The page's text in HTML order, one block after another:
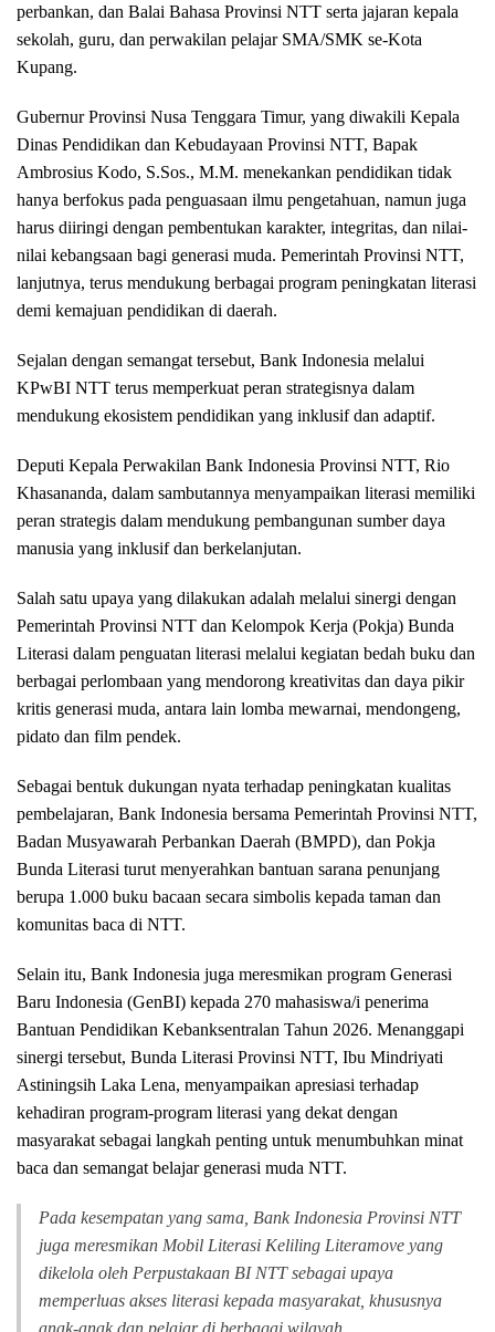
perbankan, dan Balai Bahasa Provinsi NTT serta jajaran kepala
sekolah, guru, dan perwakilan pelajar SMA/SMK se-Kota
Kupang.
Gubernur Provinsi Nusa Tenggara Timur, yang diwakili Kepala
Dinas Pendidikan dan Kebudayaan Provinsi NTT, Bapak
Ambrosius Kodo, S.Sos., M.M. menekankan pendidikan tidak
hanya berfokus pada penguasaan ilmu pengetahuan, namun juga
harus diiringi dengan pembentukan karakter, integritas, dan nilai-
nilai kebangsaan bagi generasi muda. Pemerintah Provinsi NTT,
lanjutnya, terus mendukung berbagai program peningkatan literasi
demi kemajuan pendidikan di daerah.
Sejalan dengan semangat tersebut, Bank Indonesia melalui
KPwBI NTT terus memperkuat peran strategisnya dalam
mendukung ekosistem pendidikan yang inklusif dan adaptif.
Deputi Kepala Perwakilan Bank Indonesia Provinsi NTT, Rio
Khasananda, dalam sambutannya menyampaikan literasi memiliki
peran strategis dalam mendukung pembangunan sumber daya
manusia yang inklusif dan berkelanjutan.
Salah satu upaya yang dilakukan adalah melalui sinergi dengan
Pemerintah Provinsi NTT dan Kelompok Kerja (Pokja) Bunda
Literasi dalam penguatan literasi melalui kegiatan bedah buku dan
berbagai perlombaan yang mendorong kreativitas dan daya pikir
kritis generasi muda, antara lain lomba mewarnai, mendongeng,
pidato dan film pendek.
Sebagai bentuk dukungan nyata terhadap peningkatan kualitas
pembelajaran, Bank Indonesia bersama Pemerintah Provinsi NTT,
Badan Musyawarah Perbankan Daerah (BMPD), dan Pokja
Bunda Literasi turut menyerahkan bantuan sarana penunjang
berupa 1.000 buku bacaan secara simbolis kepada taman dan
komunitas baca di NTT.
Selain itu, Bank Indonesia juga meresmikan program Generasi
Baru Indonesia (GenBI) kepada 270 mahasiswa/i penerima
Bantuan Pendidikan Kebanksentralan Tahun 2026. Menanggapi
sinergi tersebut, Bunda Literasi Provinsi NTT, Ibu Mindriyati
Astiningsih Laka Lena, menyampaikan apresiasi terhadap
kehadiran program-program literasi yang dekat dengan
masyarakat sebagai langkah penting untuk menumbuhkan minat
baca dan semangat belajar generasi muda NTT.
Pada kesempatan yang sama, Bank Indonesia Provinsi NTT
juga meresmikan Mobil Literasi Keliling Literamove yang
dikelola oleh Perpustakaan BI NTT sebagai upaya
memperluas akses literasi kepada masyarakat, khususnya
anak-anak dan pelajar di berbagai wilayah.